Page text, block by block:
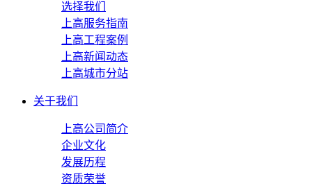
选择我们
上高服务指南
上高工程案例
上高新闻动态
上高城市分站
关于我们
上高公司简介
企业文化
发展历程
资质荣誉